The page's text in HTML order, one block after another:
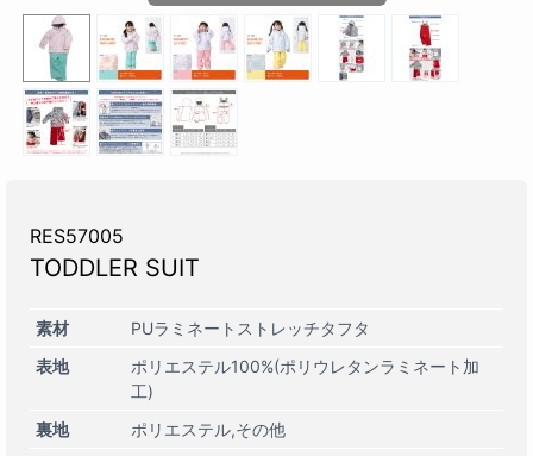
RES57005
TODDLER SUIT
素材
PUラミネートストレッチタフタ
表地
ポリエステル100%(ポリウレタンラミネート加
工)
裏地
ポリエステル,その他